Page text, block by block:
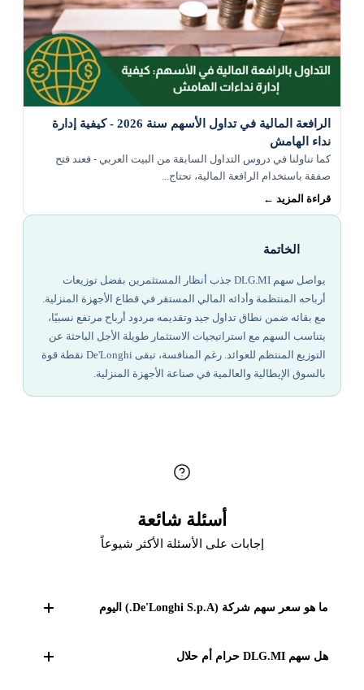
الرافعة المالية في تداول الأسهم سنة 2026 - كيفية إدارة
نداء الهامش
كما تناولنا في دروس التداول السابقة من البيت العربي - فعند فتح
صفقة باستخدام الرافعة المالية، تحتاج...
قراءة المزيد ←
الخاتمة
يواصل سهم DLG.MI جذب أنظار المستثمرين بفضل توزيعات
أرباحه المنتظمة وأدائه المالي المستقر في قطاع الأجهزة المنزلية.
مع بقائه ضمن نطاق تداول جيد وتقديمه مردود أرباح مرتفع نسبيًا،
يتناسب السهم مع استراتيجيات الاستثمار طويلة الأجل الباحثة عن
التوزيع المنتظم للعوائد. رغم المنافسة، تبقى De'Longhi نقطة قوة
بالسوق الإيطالية والعالمية في صناعة الأجهزة المنزلية.
أسئلة شائعة
إجابات على الأسئلة الأكثر شيوعاً
ما هو سعر سهم شركة (De'Longhi S.p.A.) اليوم
42.93 EUR.
هل سهم DLG.MI حرام أم حلال